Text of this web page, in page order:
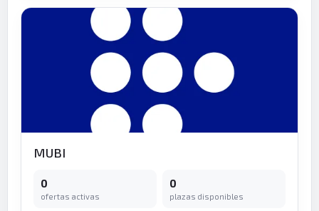
MUBI
0
ofertas activas
0
plazas disponibles